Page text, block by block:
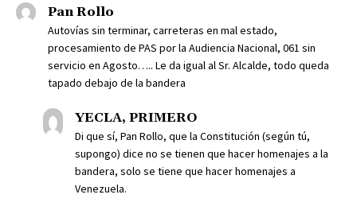
Pan Rollo
Autovías sin terminar, carreteras en mal estado,
procesamiento de PAS por la Audiencia Nacional, 061 sin
servicio en Agosto….. Le da igual al Sr. Alcalde, todo queda
tapado debajo de la bandera
YECLA, PRIMERO
Di que sí, Pan Rollo, que la Constitución (según tú,
supongo) dice no se tienen que hacer homenajes a la
bandera, solo se tiene que hacer homenajes a
Venezuela.